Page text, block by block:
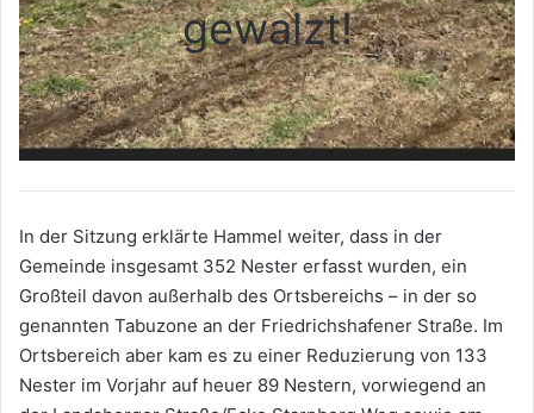
gewalzt!
In der Sitzung erklärte Hammel weiter, dass in der
Gemeinde insgesamt 352 Nester erfasst wurden, ein
Großteil davon außerhalb des Ortsbereichs – in der so
genannten Tabuzone an der Friedrichshafener Straße. Im
Ortsbereich aber kam es zu einer Reduzierung von 133
Nester im Vorjahr auf heuer 89 Nestern, vorwiegend an